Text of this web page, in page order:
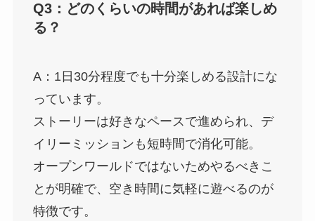
Q3：どのくらいの時間があれば楽しめ
る？
A：1日30分程度でも十分楽しめる設計にな
っています。
ストーリーは好きなペースで進められ、デ
イリーミッションも短時間で消化可能。
オープンワールドではないためやるべきこ
とが明確で、空き時間に気軽に遊べるのが
特徴です。